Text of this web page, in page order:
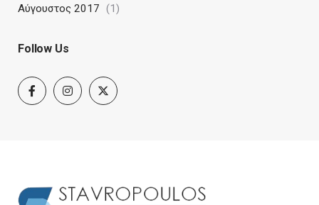
Αύγουστος 2017 (1)
Follow Us